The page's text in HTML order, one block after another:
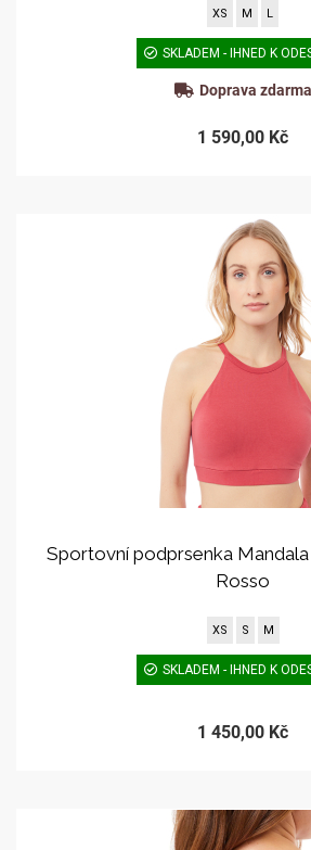
XS M L
SKLADEM - IHNED K
Doprava zdarma
1 590,00 Kč
Sportovní podprsenka
Rosso
XS S M
SKLADEM - IHNED K
1 450,00 Kč